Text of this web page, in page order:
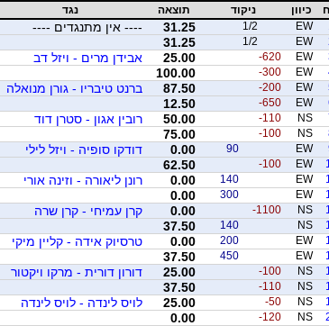
כיוון ניקוד תוצאה
נגד
EW
1/2
31.25 ---- אין מתנגדים ----
EW
1/2
31.25
EW
-620
25.00 אבידן מרים - ויזל דב
EW
-300
100.00
EW
-200
87.50 ברנט טיבריו - גורן מנואלה
EW
-650
12.50
NS
-110
50.00 רובין אגון - סטרן דוד
NS
-100
75.00
EW
90
0.00 דודקו סופיה - ויזל לילי
EW
-100
62.50
EW
140
0.00 רונן ליאורה - וזינה אורי
EW
300
0.00
NS
-1100
0.00 קרן עמיחי - קרן שרה
NS
140
37.50
EW
200
0.00 טרסיוק אידה - קליין מיקי
EW
450
37.50
NS
-100
25.00 דורון דורית - מרקו ויקטור
NS
-110
37.50
NS
-50
25.00 לויס לינדה - לויס לינדה
NS
-120
0.00